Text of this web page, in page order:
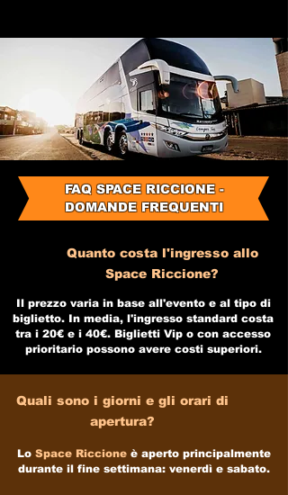
FAQ SPACE RICCIONE -
DOMANDE FREQUENTI
Quanto costa l'ingresso allo
Space Riccione?
Il prezzo varia in base all'evento e al tipo di
biglietto. In media, l'ingresso standard costa
tra i 20€ e i 40€. Biglietti Vip o con accesso
prioritario possono avere costi superiori.
Quali sono i giorni e gli orari di
apertura?
Lo Space Riccione è aperto principalmente
durante il fine settimana:​ venerdì e sabato.​